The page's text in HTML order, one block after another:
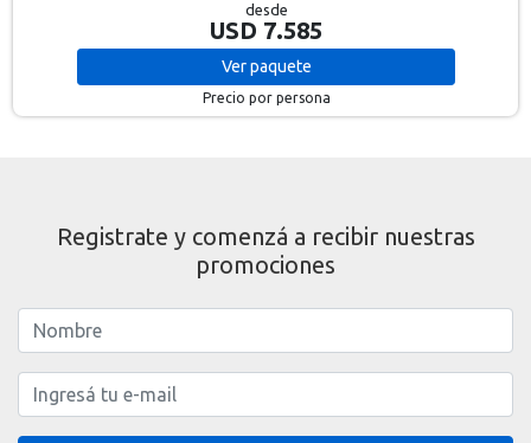
desde
USD 7.585
Verpaquete
Precio por persona
Registrate y comenzá a recibir nuestras
promociones